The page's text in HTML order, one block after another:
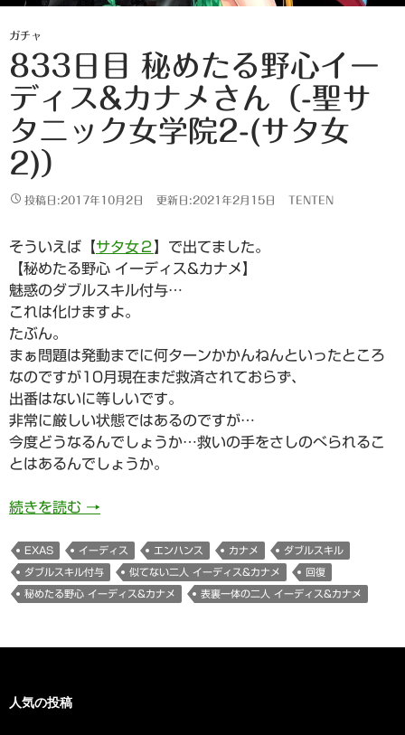
ガチャ
833日目 秘めたる野心イー
ディス&カナメさん（-聖サ
タニック女学院2-(サタ女
2)）
投稿日:2017年10月2日 更新日:2021年2月15日 TENTEN
そういえば【サタ女２ 】で出てました。
【秘めたる野心 イーディス&カナメ】
魅惑のダブルスキル付与…
これは化けますよ。
たぶん。
まぁ問題は発動までに何ターンかかんねんといったところ
なのですが10月現在まだ救済されておらず、
出番はないに等しいです。
非常に厳しい状態ではあるのですが…
今度どうなるんでしょうか…救いの手をさしのべられるこ
とはあるんでしょうか。
続きを読む 833日目 秘めたる野心イーディス&カナメさん
→
EXAS イーディス エンハンス カナメ ダブルスキル
ダブルスキル付与 似てない二人 イーディス&カナメ 回復
秘めたる野心 イーディス&カナメ 表裏一体の二人 イーディス&カナメ
人気の投稿